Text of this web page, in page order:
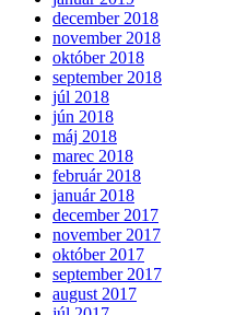
december 2018
november 2018
október 2018
september 2018
júl 2018
jún 2018
máj 2018
marec 2018
február 2018
január 2018
december 2017
november 2017
október 2017
september 2017
august 2017